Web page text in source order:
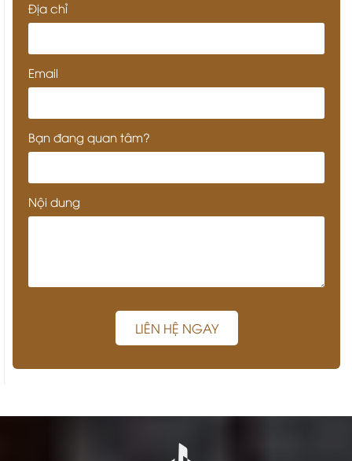
Địa chỉ
Email
Bạn đang quan tâm?
Nội dung